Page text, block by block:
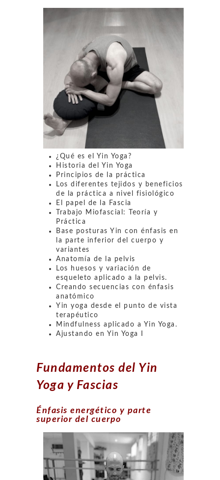
¿Qué es el Yin Yoga?
Historia del Yin Yoga
Principios de la práctica
Los diferentes tejidos y beneficios
de la práctica a nivel fisiológico
El papel de la Fascia
Trabajo Miofascial: Teoría y
Práctica
Base posturas Yin con énfasis en
la parte inferior del cuerpo y
variantes
Anatomía de la pelvis
Los huesos y variación de
esqueleto aplicado a la pelvis.
Creando secuencias con énfasis
anatómico
Yin yoga desde el punto de vista
terapéutico
Mindfulness aplicado a Yin Yoga.
Ajustando en Yin Yoga I
Fundamentos del Yin
Yoga y Fascias
Énfasis energético y parte
superior del cuerpo